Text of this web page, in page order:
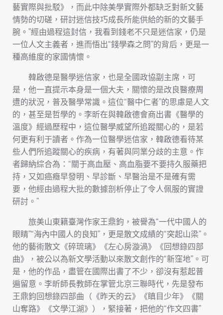
藝實際與批駁》，而此中除美學實際外都缺乏對新文藝
情勢的切磋，研討迷信技巧成長所能供給的新的文藝手
腕。”經由過程這封信，我看到錢老不只是迷信家，仍是
一位人文主義者，進而悟出“錢學森之問”的背后，更是一
種高維度的家國情懷。
韓啟德是醫學迷信家，也是全國政協副主席，可
是，他一直提示本身是一個大夫，關懷的是改良醫療周
遭的狀況，普及醫學常識。這位“醫中仁者”的思慮是人文
的，甚至是哲學的。李昕在與韓啟德會商出書《醫學的
溫度》經過歷程中，這位醫學威望所追蹤關心的，是若
何更有利于讀者。作為一位醫學迷信家，韓啟德看待某
些人們所追蹤關心的疾病，有著與同業分歧的主意。作
者歸納綜合為：“關于高血壓、高血脂要不要持久服藥把
持，又如癌癥早發明、早診斷、早醫治是不是確有需
要，他經由過程大批的數據剖析停止了令人佩服的實證
研討。”
旅美山東籍臺灣作家王鼎鈞，被譽為“一代中國人的
眼睛”“海內中國人的良知”，更是散文成績的“突起山梁”。
他的藝術散文《碎琉璃》《左心房漩渦》《回想錄四部
曲》，被公以為新文學活動以來散文創作的“新窪地”。可
是，他的作品，盡管在國際出書了不少，卻沒有惹起普
遍留意。李昕師長教師在掌管北京三聯時代，先是發布
王鼎鈞回想錄四部曲（《昨天的云》《瞋目少年》《關
山奪路》《文學江湖》），緊接著，把他的“作文四書”